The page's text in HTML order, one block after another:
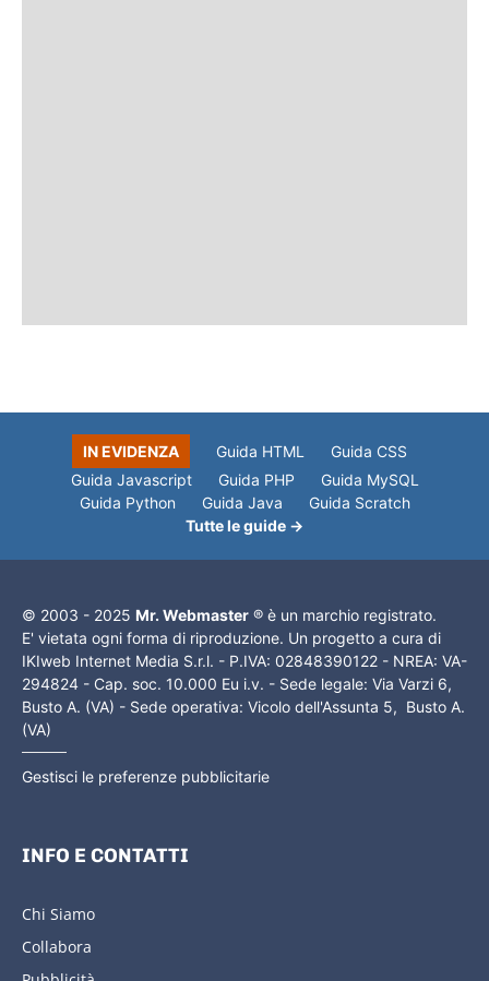
IN EVIDENZA Guida HTML
Guida CSS
Guida Javascript
Guida PHP
Guida MySQL
Guida Python
Guida Java
Guida Scratch
Tutte le guide →
© 2003 - 2025 Mr. Webmaster ® è un marchio registrato.
E' vietata ogni forma di riproduzione. Un progetto a cura di
IKIweb Internet Media S.r.l. - P.IVA: 02848390122 - NREA: VA-
294824 - Cap. soc. 10.000 Eu i.v. - Sede legale: Via Varzi 6,
Busto A. (VA) - Sede operativa: Vicolo dell'Assunta 5, Busto A.
(VA)
Gestisci le preferenze pubblicitarie
INFO E CONTATTI
Chi Siamo
Collabora